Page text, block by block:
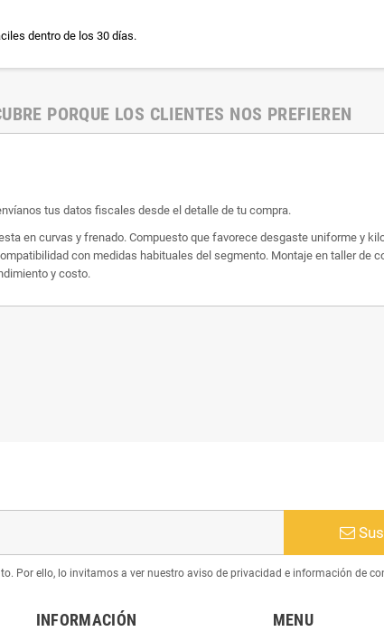
dentro de los 30 días.
PORQUE LOS CLIENTES NOS PREFIEREN
tus datos fiscales desde el detalle de tu compra.
en curvas y frenado. Compuesto que favorece desgaste uniforme y
con medidas habituales del segmento. Montaje en taller de
y costo.
Por ello, lo invitamos a ver nuestro aviso de privacidad e información de
INFORMACIÓN MENU